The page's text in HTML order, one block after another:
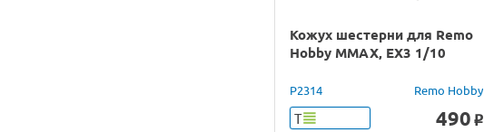
Кожух шестерни для Remo
Hobby MMAX, EX3 1/10
P2314 Remo Hobby
Т 490 o